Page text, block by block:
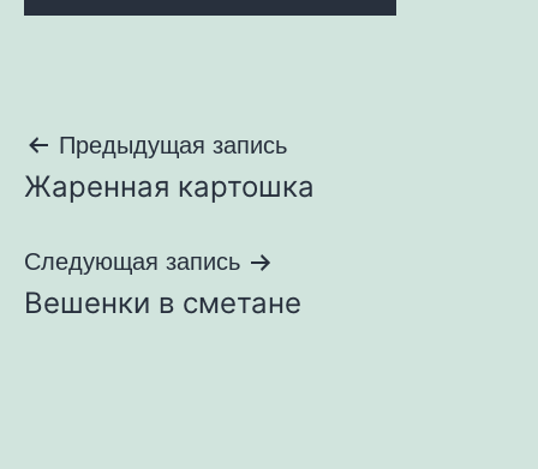
Навигация
по
записям
Предыдущая запись
Жаренная картошка
Следующая запись
Вешенки в сметане